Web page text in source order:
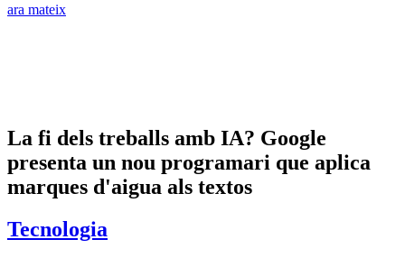
ara mateix
La fi dels treballs amb IA? Google
presenta un nou programari que aplica
marques d'aigua als textos
Tecnologia